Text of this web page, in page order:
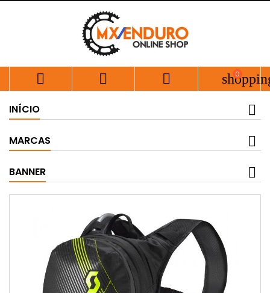
   0
INÍCIO
MARCAS
BANNER